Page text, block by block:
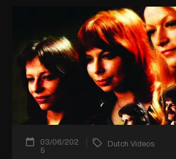
03/06/202
5
Dutch Videos